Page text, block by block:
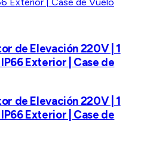
de Elevación 220V | 1
Exterior | Case de
de Elevación 220V | 1
Exterior | Case de